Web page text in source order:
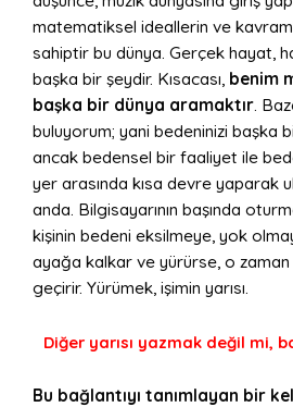
matematiksel ideallerin ve
sahiptir bu dünya. Gerçek hayat,
başka bir şeydir. Kısacası, benim
başka bir dünya aramaktır .
buluyorum; yani bedeninizi başka
ancak bedensel bir faaliyet ile
yer arasında kısa devre yaparak
anda. Bilgisayarının başında
kişinin bedeni eksilmeye, yok
ayağa kalkar ve yürürse, o
geçirir. Yürümek, işimin yarısı.
Diğer yarısı yazmak değil mi,
Bu bağlantıyı tanımlayan bir